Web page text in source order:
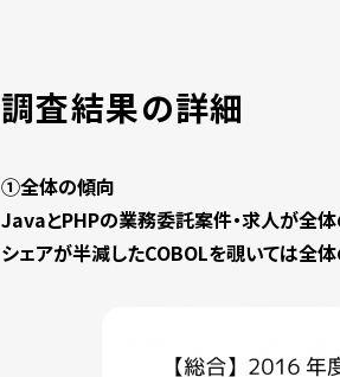
調査結果の詳細
①全体の傾向
JavaとPHPの業務委託案件・求人が全体
シェアが半減したCOBOLを覗いては全